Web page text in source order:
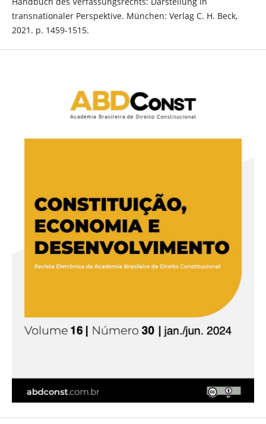
transnationaler Perspektive. München: Verlag C. H. Beck,
2021. p. 1459-1515.